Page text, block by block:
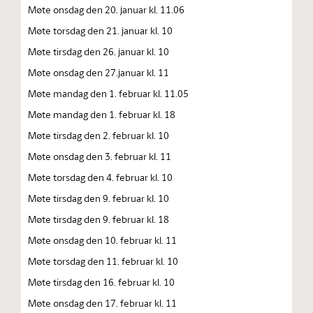
Møte onsdag den 20. januar kl. 11.06
Møte torsdag den 21. januar kl. 10
Møte tirsdag den 26. januar kl. 10
Møte onsdag den 27.januar kl. 11
Møte mandag den 1. februar kl. 11.05
Møte mandag den 1. februar kl. 18
Møte tirsdag den 2. februar kl. 10
Møte onsdag den 3. februar kl. 11
Møte torsdag den 4. februar kl. 10
Møte tirsdag den 9. februar kl. 10
Møte tirsdag den 9. februar kl. 18
Møte onsdag den 10. februar kl. 11
Møte torsdag den 11. februar kl. 10
Møte tirsdag den 16. februar kl. 10
Møte onsdag den 17. februar kl. 11